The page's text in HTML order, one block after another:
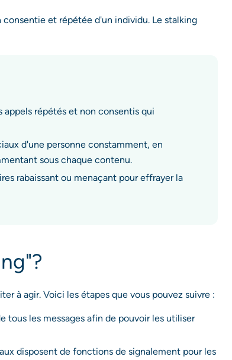
et répétée d'un individu. Le stalking
appels répétés et non consentis qui
d'une personne constamment, en
sous chaque contenu.
rabaissant ou menaçant pour effrayer la
à agir. Voici les étapes que vous pouvez suivre :
tous les messages afin de pouvoir les utiliser
disposent de fonctions de signalement pour les